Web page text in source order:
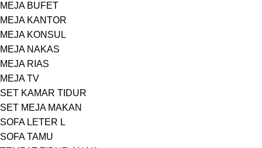
MEJA BUFET
MEJA KANTOR
MEJA KONSUL
MEJA NAKAS
MEJA RIAS
MEJA TV
SET KAMAR TIDUR
SET MEJA MAKAN
SOFA LETER L
SOFA TAMU